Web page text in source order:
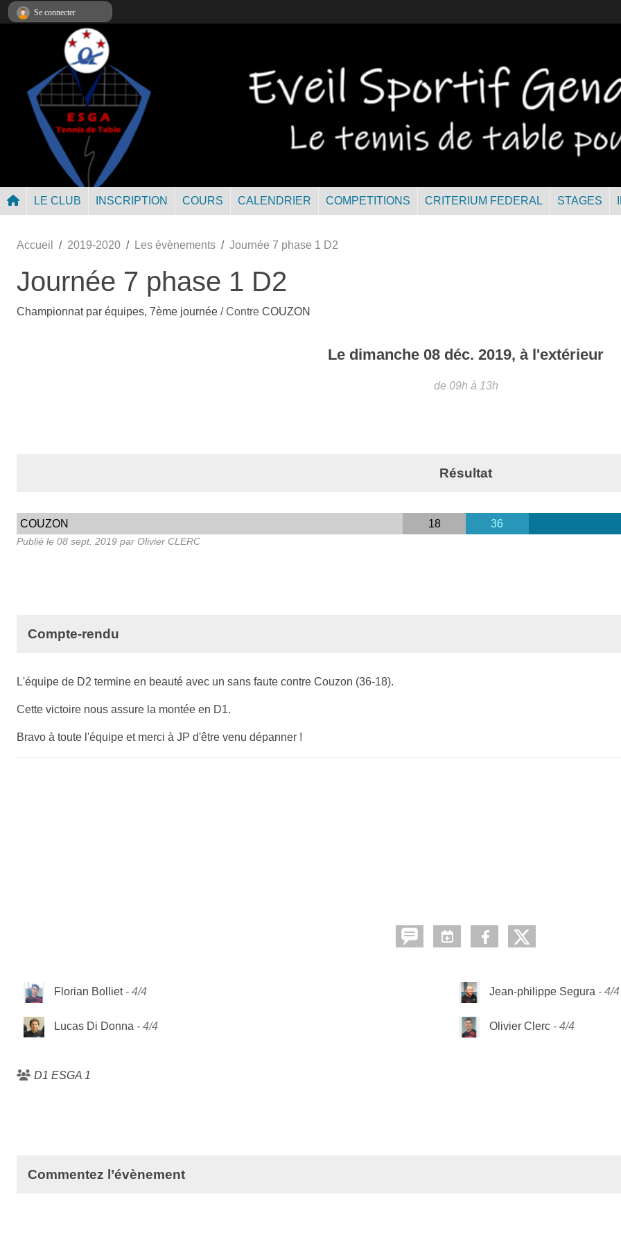
LE CLUB INSCRIPTION COURS CALENDRIER COMPETITIONS CRITERIUM FEDERAL STAGES
Accueil 2019-2020 Les évènements Journée 7 phase 1 D2
Journée 7 phase 1 D2
Championnat par équipes, 7ème journée / Contre COUZON
Le dimanche 08 déc. 2019, à l'extérieur
de 09h à 13h
Résultat
COUZON 18 36
Publié le 08 sept. 2019 par Olivier CLERC
Compte-rendu
L'équipe de D2 termine en beauté avec un sans faute contre Couzon (36-18).
Cette victoire nous assure la montée en D1.
Bravo à toute l'équipe et merci à JP d'être venu dépanner !
Florian Bolliet 4/4 Jean-philippe Segura 4/4
Lucas Di Donna 4/4 Olivier Clerc 4/4
D1 ESGA 1
Commentez l’évènement
Se connecter
Panneau de gestion des cookies